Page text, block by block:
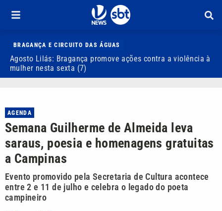
BRAGANÇA E CIRCUITO DAS ÁGUAS
Agosto Lilás: Bragança promove ações contra a violência à
mulher nesta sexta (7)
AGENDA
Semana Guilherme de Almeida leva
saraus, poesia e homenagens gratuitas
a Campinas
Evento promovido pela Secretaria de Cultura acontece
entre 2 e 11 de julho e celebra o legado do poeta
campineiro